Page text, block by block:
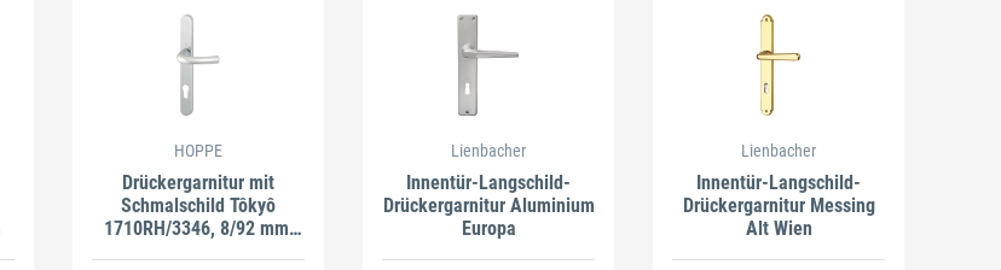
Schließen
HOPPE
Drückergarnitur mit
Schmalschild Tôkyô
1710RH/3346, 8/92 mm,
Lienbacher
Innentür-Langschild-
Drückergarnitur Aluminium
Europa
Lienbacher
Innentür-Langschild-
Drückergarnitur Messing
Alt Wien